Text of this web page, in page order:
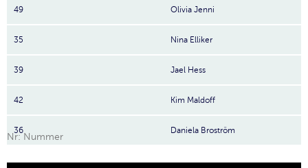
49 Olivia Jenni
35 Nina Elliker
39 Jael Hess
42 Kim Maldoff
36 Daniela Broström
Nr: Nummer